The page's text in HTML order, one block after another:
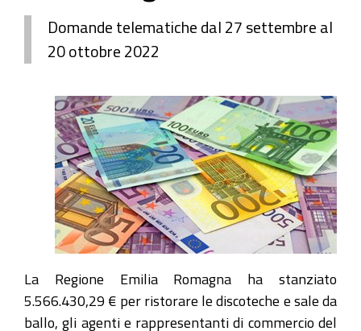
Domande telematiche dal 27 settembre al
20 ottobre 2022
La Regione Emilia Romagna ha stanziato
5.566.430,29 € per ristorare le discoteche e sale da
ballo, gli agenti e rappresentanti di commercio del